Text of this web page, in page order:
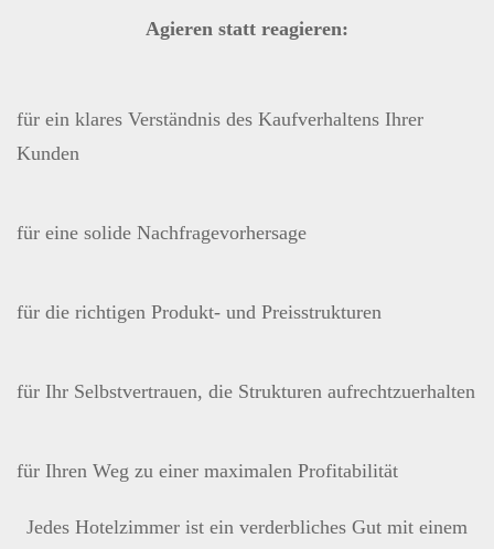
Agieren statt reagieren:
für ein klares Verständnis des Kaufverhaltens Ihrer
Kunden
für eine solide Nachfragevorhersage
für die richtigen Produkt- und Preisstrukturen
für Ihr Selbstvertrauen, die Strukturen aufrechtzuerhalten
für Ihren Weg zu einer maximalen Profitabilität
Jedes Hotelzimmer ist ein verderbliches Gut mit einem